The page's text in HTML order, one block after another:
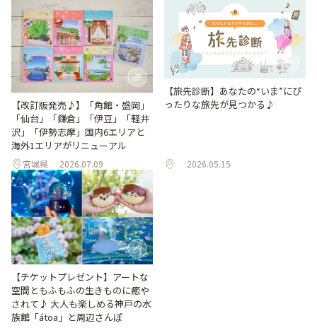
【改訂版発売♪】「角館・盛岡」
「仙台」「鎌倉」「伊豆」「軽井
沢」「伊勢志摩」国内6エリアと
海外1エリアがリニューアル
宮城県 2026.07.09
【旅先診断】あなたの“いま”にぴ
ったりな旅先が見つかる♪
2026.05.15
【チケットプレゼント】アートな
空間ともふもふの生きものに癒や
されて♪ 大人も楽しめる神戸の水
族館「átoa」と周辺さんぽ